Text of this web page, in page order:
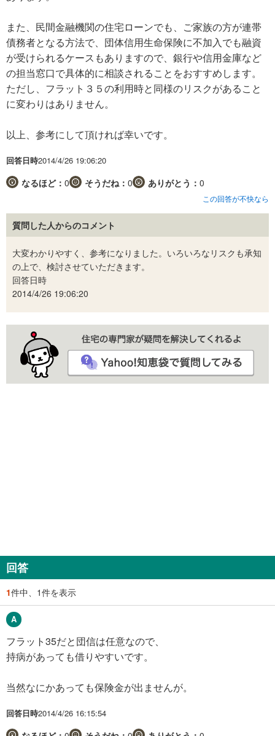
また、民間金融機関の住宅ローンでも、ご家族の方が連帯
債務者となる方法で、団体信用生命保険に不加入でも融資
が受けられるケースもありますので、銀行や信用金庫など
の担当窓口で具体的に相談されることをおすすめします。
ただし、フラット３５の利用時と同様のリスクがあること
に変わりはありません。
以上、参考にして頂ければ幸いです。
回答日時2014/4/26 19:06:20
なるほど： 0 そうだね： 0 ありがとう： 0
この回答が不快なら
質問した人からのコメント
大変わかりやすく、参考になりました。いろいろなリスクも承知
の上で、検討させていただきます。
回答日時
2014/4/26 19:06:20
回答
1件中、1件を表示
フラット35だと団信は任意なので、
持病があっても借りやすいです。
当然なにかあっても保険金が出ませんが。
回答日時2014/4/26 16:15:54